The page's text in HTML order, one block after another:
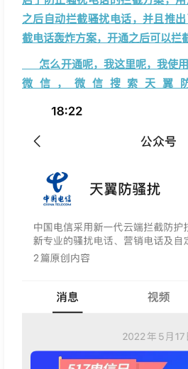
之后自动拦截骚扰电话，并且推
截电话轰炸方案，开通之后可以拦
怎么开通呢，我这里呢，我使
微信，微信搜索天翼